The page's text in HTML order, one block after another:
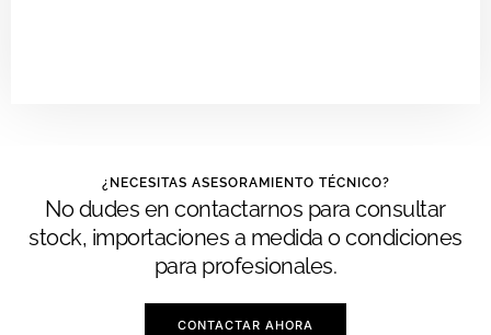
¿NECESITAS ASESORAMIENTO TÉCNICO?
No dudes en contactarnos para consultar
stock, importaciones a medida o condiciones
para profesionales.
CONTACTAR AHORA